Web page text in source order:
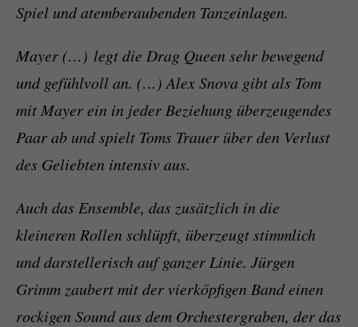
Spiel und atemberaubenden Tanzeinlagen.
Mayer (…) legt die Drag Queen sehr bewegend
und gefühlvoll an. (…) Alex Snova gibt als Tom
mit Mayer ein in jeder Beziehung überzeugendes
Paar ab und spielt Toms Trauer über den Verlust
des Geliebten intensiv aus.
Auch das Ensemble, das zusätzlich in die
kleineren Rollen schlüpft, überzeugt stimmlich
und darstellerisch auf ganzer Linie. Jürgen
Grimm zaubert mit der vierköpfigen Band einen
rockigen Sound aus dem Orchestergraben, der das